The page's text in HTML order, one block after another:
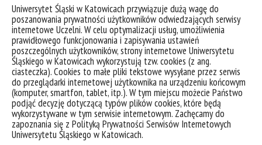
Uniwersytet Śląski w Katowicach przywiązuje dużą wagę do
poszanowania prywatności użytkowników odwiedzających serwisy
internetowe Uczelni. W celu optymalizacji usług, umożliwienia
prawidłowego funkcjonowania i zapisywania ustawień
poszczególnych użytkowników, strony internetowe Uniwersytetu
Śląskiego w Katowicach wykorzystują tzw. cookies (z ang.
ciasteczka). Cookies to małe pliki tekstowe wysyłane przez serwis
do przeglądarki internetowej użytkownika na urządzeniu końcowym
(komputer, smartfon, tablet, itp.). W tym miejscu możecie Państwo
podjąć decyzję dotyczącą typów plików cookies, które będą
wykorzystywane w tym serwisie internetowym. Zachęcamy do
zapoznania się z Polityką Prywatności Serwisów Internetowych
Uniwersytetu Śląskiego w Katowicach.
14 grudnia 2021 roku o godz. 14.30 odbyło się
seminarium online pt. „Data in Smart Factory. Legal
Aspects Personal Data Protection, Automated
Decision Making and Explainability of AI”, które
poprowadziła dr Gabriela Bar. Spotkanie
poświęcone było prawnym aspektom ochrony
danych osobowych, zautomatyzowanemu
podejmowaniu decyzji oraz sztucznej inteligencji.
Szczegółowy opis seminarium dostępny jest na